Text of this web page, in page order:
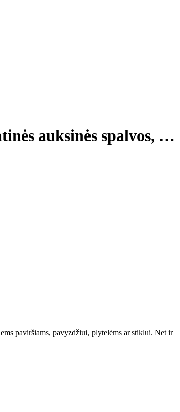
auksinės spalvos, …
paviršiams, pavyzdžiui, plytelėms ar stiklui. Net ir